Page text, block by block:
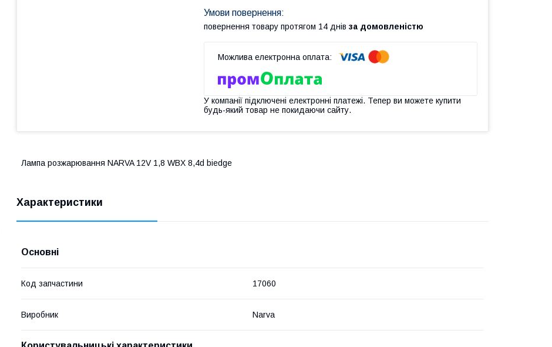
повернення товару протягом 14 днів за домовленістю
У компанії підключені електронні платежі. Тепер ви можете купити
будь-який товар не покидаючи сайту.
Лампа розжарювання NARVA 12V 1,8 WBX 8,4d biedge
Характеристики
Основні
Код запчастини 17060
Виробник Narva